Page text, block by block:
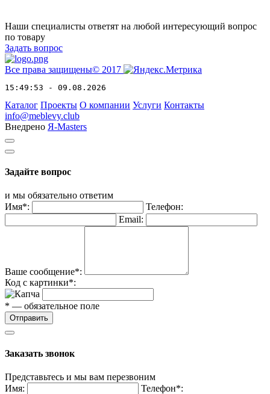
Наши специалисты ответят на любой интересующий вопрос
по товару
Задать вопрос
Все права защищены© 2017
15:49:53 - 09.08.2026
Каталог Проекты О компании Услуги Контакты
info@meblevy.club
Внедрено Я-Masters
Задайте вопрос
и мы обязательно ответим
Имя*:
Телефон:
Email:
Ваше сообщение*:
Код с картинки*:
* — обязательное поле
Отправить
Заказать звонок
Представьтесь и мы вам перезвоним
Имя:
Телефон*: